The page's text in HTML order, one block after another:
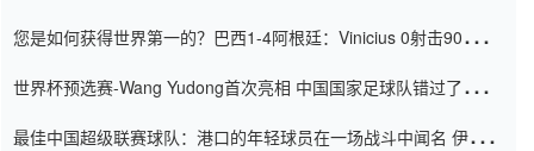
您是如何获得世界第一的？巴西1-4阿根廷：Vinicius 0射击90分钟
世界杯预选赛-Wang Yudong首次亮相 中国国家足球队错过了世界
最佳中国超级联赛球队：港口的年轻球员在一场战斗中闻名 伊万放